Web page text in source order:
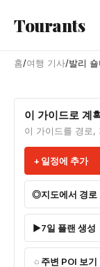
Tourants
홈/여행 기사/발리
이 가이드로 계
이 가이드를 경로,
일정에 추가
지도에서 경로
7일 플랜 생성
주변 POI 보기